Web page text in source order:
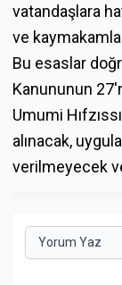
vatandaşlara
ve
Bu esaslar
Kanununun
Umumi
alınacak,
verilmeyecek
Yorum Yaz